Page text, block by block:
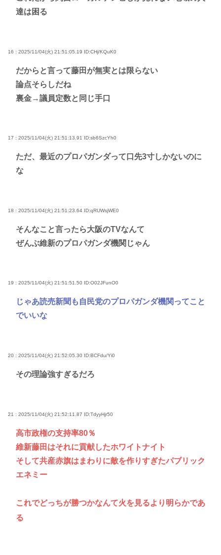
達は困る
16 : 2025/11/04(火) 21:51:05.19 ID:CHj/KQuK0
だからと言って藤田が無実とは限らない
論点そらしだね
裏金→議員定数と同じ手口
17 : 2025/11/04(火) 21:51:13.91 ID:sb6SzcYh0
ただ、最近のプロパガンダって口先3寸しかないのに
な
18 : 2025/11/04(火) 21:51:23.64 ID:qRUWsjWE0
そんなこと言ったら大阪のTVなんて
ぜんぶ維新のプロパガンダ機関じゃん
19 : 2025/11/04(火) 21:51:51.50 ID:O02JFunO0
じゃあ読売新聞も自民党のプロパガンダ機関ってこと
でいいな
20 : 2025/11/04(火) 21:52:05.30 ID:BCFdu/Yi0
その理論強すぎるだろ
21 : 2025/11/04(火) 21:52:11.87 ID:TdyyHjr50
高市政権の支持率80％
維新藤田はそれに貢献したホワイトナイト
そして共産赤旗はまわりに敵を作りすぎたパブリック
エネミー
これでどっちが勝つかなんて火を見るより明らかであ
る